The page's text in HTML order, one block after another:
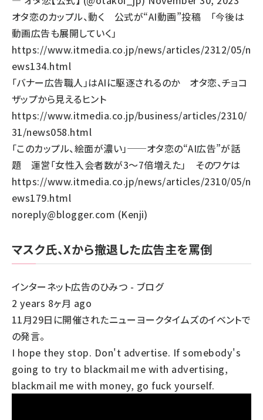
オタ恋のカップル、動く 公式が“AI動画”投稿 「今後は
動画広告も展開していく」
https://www.itmedia.co.jp/news/articles/2312/05/n
ews134.html
「バナー広告職人」はAIに駆逐されるのか オタ恋、チョコ
ザップから見えるヒント
https://www.itmedia.co.jp/business/articles/2310/
31/news058.html
「このカップル、絵面が濃い」──オタ恋の“AI広告”が話
題 運営「女性入会者数が3～7倍増えた」 そのワケは
https://www.itmedia.co.jp/news/articles/2310/05/n
ews179.html
noreply@blogger.com (Kenji)
マスク氏、Xから撤退した広告主を罵倒
インターネット広告のひみつ - ブログ
2 years 8ヶ月 ago
11月29日に開催されたニューヨークタイムズのイベントで
の発言。
I hope they stop. Don't advertise. If somebody's
going to try to blackmail me with advertising,
blackmail me with money, go fuck yourself.